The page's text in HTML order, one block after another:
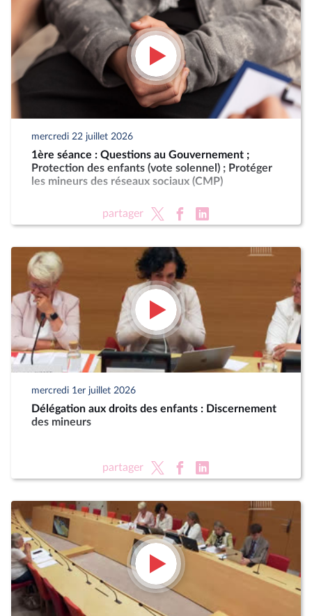
mercredi 22 juillet 2026
1ère séance : Questions au Gouvernement ;
Protection des enfants (vote solennel) ; Protéger
les mineurs des réseaux sociaux (CMP)
partager
mercredi 1er juillet 2026
Délégation aux droits des enfants : Discernement
des mineurs
partager